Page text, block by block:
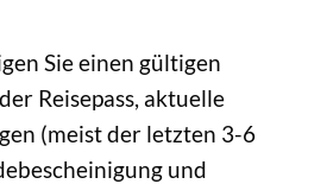
Sie einen gültigen
Reisepass, aktuelle
(meist der letzten 3-6
und